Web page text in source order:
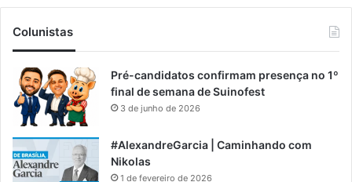
Colunistas
Pré-candidatos confirmam presença no 1º
final de semana de Suinofest
3 de junho de 2026
#AlexandreGarcia | Caminhando com
Nikolas
1 de fevereiro de 2026